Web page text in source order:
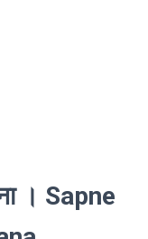
। Sapne